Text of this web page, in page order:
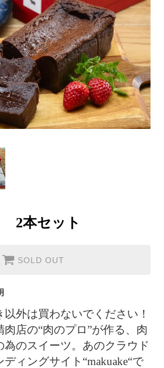
2本セット
SOLD OUT
以外は買わないでください！
肉店の“肉のプロ”が作る、肉
為のスイーツ。あのクラウド
ディングサイト“makuake“で